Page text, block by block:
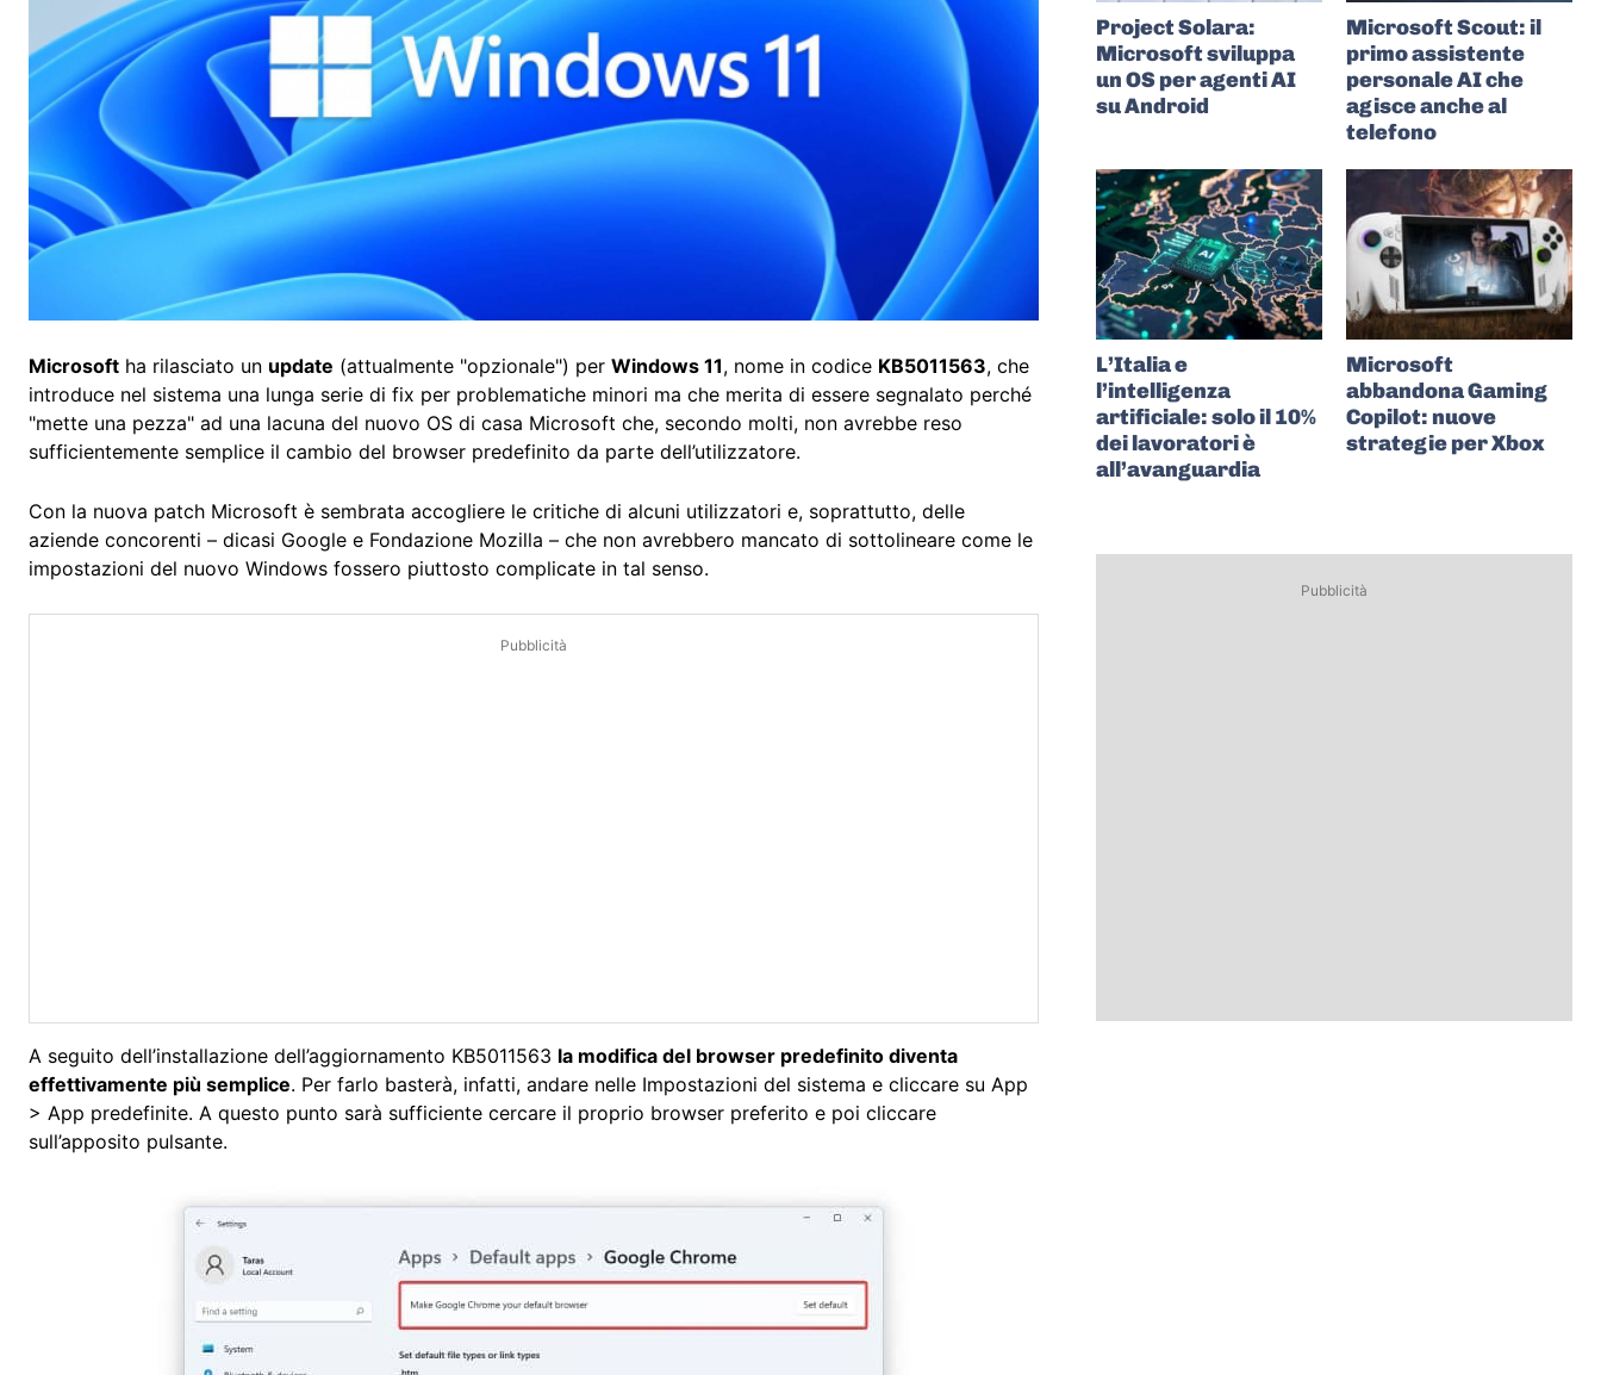
Microsoft ha rilasciato un update (attualmente "opzionale") per Windows 11, nome in codice KB5011563, che
introduce nel sistema una lunga serie di fix per problematiche minori ma che merita di essere segnalato perché
"mette una pezza" ad una lacuna del nuovo OS di casa Microsoft che, secondo molti, non avrebbe reso
sufficientemente semplice il cambio del browser predefinito da parte dell’utilizzatore.
Con la nuova patch Microsoft è sembrata accogliere le critiche di alcuni utilizzatori e, soprattutto, delle
aziende concorenti – dicasi Google e Fondazione Mozilla – che non avrebbero mancato di sottolineare come le
impostazioni del nuovo Windows fossero piuttosto complicate in tal senso.
Pubblicità
A seguito dell’installazione dell’aggiornamento KB5011563 la modifica del browser predefinito diventa
effettivamente più semplice. Per farlo basterà, infatti, andare nelle Impostazioni del sistema e cliccare su App
> App predefinite. A questo punto sarà sufficiente cercare il proprio browser preferito e poi cliccare
sull’apposito pulsante.
Project Solara:
Microsoft sviluppa
un OS per agenti AI
su Android
Microsoft Scout: il
primo assistente
personale AI che
agisce anche al
telefono
L’Italia e
l’intelligenza
artificiale: solo il 10%
dei lavoratori è
all’avanguardia
Microsoft
abbandona Gaming
Copilot: nuove
strategie per Xbox
Pubblicità